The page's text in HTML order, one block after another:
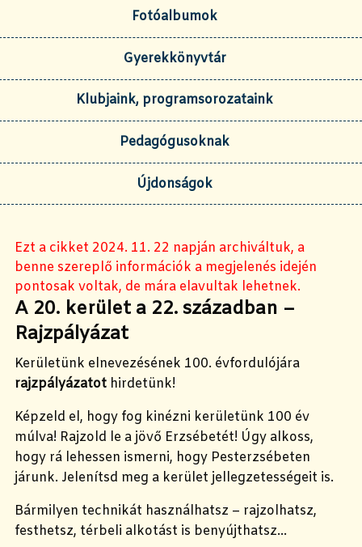
Fotóalbumok
Gyerekkönyvtár
Klubjaink, programsorozataink
Pedagógusoknak
Újdonságok
Ezt a cikket 2024. 11. 22 napján archiváltuk, a
benne szereplő információk a megjelenés idején
pontosak voltak, de mára elavultak lehetnek.
A 20. kerület a 22. században –
Rajzpályázat
Kerületünk elnevezésének 100. évfordulójára
rajzpályázatot hirdetünk!
Képzeld el, hogy fog kinézni kerületünk 100 év
múlva! Rajzold le a jövő Erzsébetét! Úgy alkoss,
hogy rá lehessen ismerni, hogy Pesterzsébeten
járunk. Jelenítsd meg a kerület jellegzetességeit is.
Bármilyen technikát használhatsz – rajzolhatsz,
festhetsz, térbeli alkotást is benyújthatsz…